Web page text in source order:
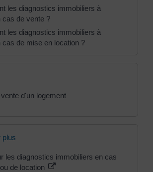
les diagnostics immobiliers à
cas de vente ?
les diagnostics immobiliers à
cas de mise en location ?
d'un logement
plus
les diagnostics immobiliers en cas
de location